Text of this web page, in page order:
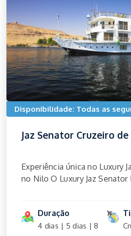
Disponibilidade: Todas as
Jaz Senator Cruzeiro
Experiência única no Luxury
no Nilo O Luxury Jaz Senator
Duração
4 dias | 5 dias | 8